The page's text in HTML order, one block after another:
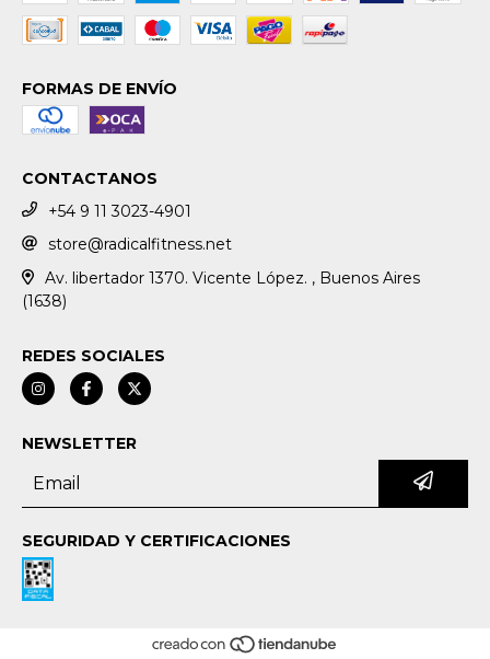
FORMAS DE ENVÍO
CONTACTANOS
+54 9 11 3023-4901
store@radicalfitness.net
Av. libertador 1370. Vicente López. , Buenos Aires
(1638)
REDES SOCIALES
NEWSLETTER
SEGURIDAD Y CERTIFICACIONES